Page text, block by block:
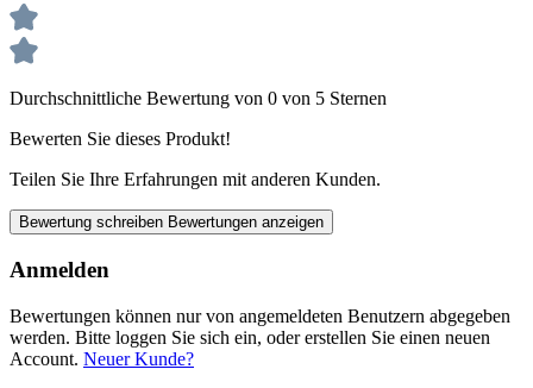
Durchschnittliche Bewertung von 0 von 5 Sternen
Bewerten Sie dieses Produkt!
Teilen Sie Ihre Erfahrungen mit anderen Kunden.
Bewertung schreiben Bewertungen anzeigen
Anmelden
Bewertungen können nur von angemeldeten Benutzern abgegeben
werden. Bitte loggen Sie sich ein, oder erstellen Sie einen neuen
Account. Neuer Kunde?